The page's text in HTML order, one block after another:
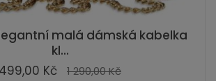
malá dámská kabelka
kl...
499,00 Kč
1 290,00 Kč